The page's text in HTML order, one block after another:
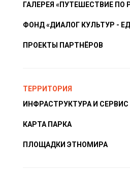
ГАЛЕРЕЯ «ПУТЕШЕСТВИЕ ПО
ФОНД «ДИАЛОГ КУЛЬТУР -
ПРОЕКТЫ ПАРТНЁРОВ
ТЕРРИТОРИЯ
ИНФРАСТРУКТУРА И СЕРВИС
КАРТА ПАРКА
ПЛОЩАДКИ ЭТНОМИРА